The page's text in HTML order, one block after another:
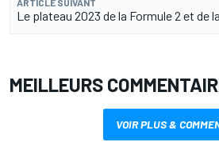
ARTICLE SUIVANT
Le plateau 2023 de la Formule 2 et de
MEILLEURS
VOIR PLUS &